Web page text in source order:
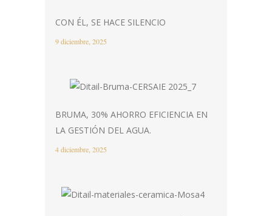
CON ÉL, SE HACE SILENCIO
9 diciembre, 2025
BRUMA, 30% AHORRO EFICIENCIA EN
LA GESTIÓN DEL AGUA.
4 diciembre, 2025